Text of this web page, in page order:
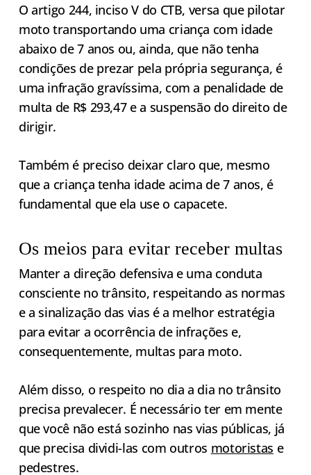
O artigo 244, inciso V do CTB, versa que pilotar
moto transportando uma criança com idade
abaixo de 7 anos ou, ainda, que não tenha
condições de prezar pela própria segurança, é
uma infração gravíssima, com a penalidade de
multa de R$ 293,47 e a suspensão do direito de
dirigir.
Também é preciso deixar claro que, mesmo
que a criança tenha idade acima de 7 anos, é
fundamental que ela use o capacete.
Os meios para evitar receber multas
Manter a direção defensiva e uma conduta
consciente no trânsito, respeitando as normas
e a sinalização das vias é a melhor estratégia
para evitar a ocorrência de infrações e,
consequentemente, multas para moto.
Além disso, o respeito no dia a dia no trânsito
precisa prevalecer. É necessário ter em mente
que você não está sozinho nas vias públicas, já
que precisa dividi-las com outros motoristas e
pedestres.